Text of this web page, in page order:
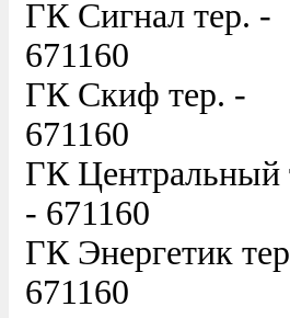
ГК Сигнал тер. -
671160
ГК Скиф тер. -
671160
ГК Центральный
- 671160
ГК Энергетик
671160